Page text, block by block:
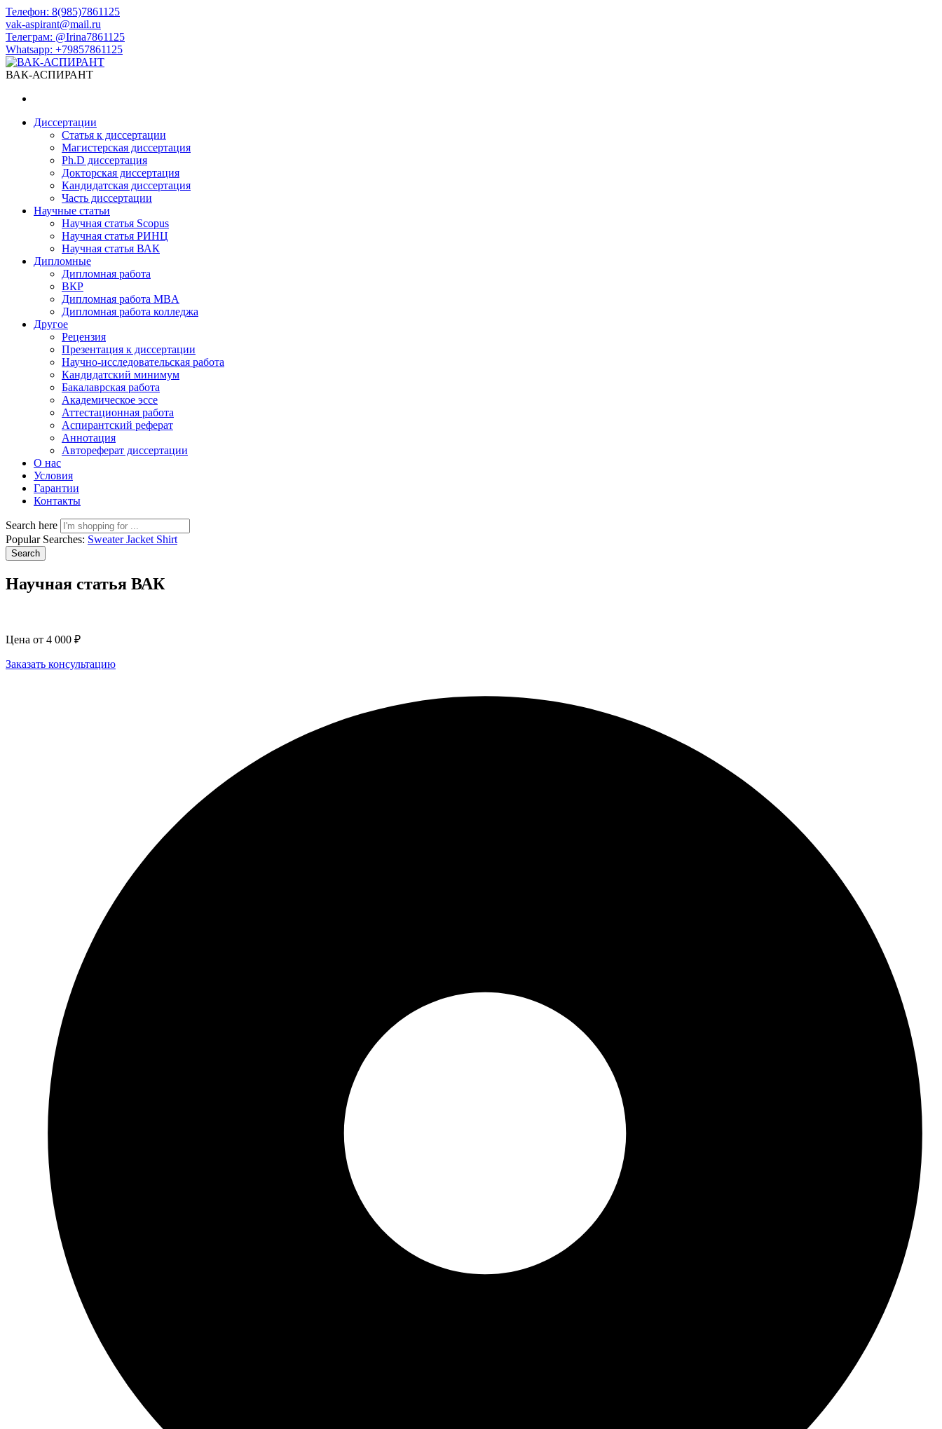
Телефон: 8(985)7861125
vak-aspirant@mail.ru
Телеграм: @Irina7861125
Whatsapp: +79857861125​
ВАК-АСПИРАНТ
Диссертации
Статья к диссертации
Магистерская диссертация
Ph.D диссертация
Докторская диссертация
Кандидатская диссертация
Часть диссертации
Научные статьи
Научная статья Scopus
Научная статья РИНЦ
Научная статья ВАК
Дипломные
Дипломная работа
ВКР
Дипломная работа MBA
Дипломная работа колледжа
Другое
Рецензия
Презентация к диссертации
Научно-исследовательская работа
Кандидатский минимум
Бакалаврская работа
Академическое эссе
Аттестационная работа
Аспирантский реферат
Аннотация
Автореферат диссертации
О нас
Условия
Гарантии
Контакты
Search here
Popular Searches: SweaterJacket Shirt
Search
Научная статья ВАК
Цена от 4 000 ₽
Заказать консультацию